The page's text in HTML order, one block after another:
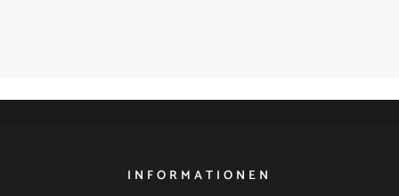
INFORMATIONEN